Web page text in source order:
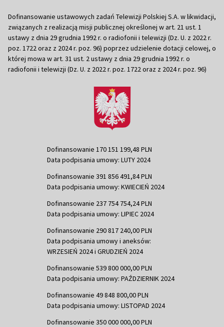
Dofinansowanie ustawowych zadań Telewizji Polskiej S.A. w likwidacji,
związanych z realizacją misji publicznej określonej w art. 21 ust. 1
ustawy z dnia 29 grudnia 1992 r. o radiofonii i telewizji (Dz. U. z 2022 r.
poz. 1722 oraz z 2024 r. poz. 96) poprzez udzielenie dotacji celowej, o
której mowa w art. 31 ust. 2 ustawy z dnia 29 grudnia 1992 r. o
radiofonii i telewizji (Dz. U. z 2022 r. poz. 1722 oraz z 2024 r. poz. 96)
Dofinansowanie 170 151 199,48 PLN
Data podpisania umowy: LUTY 2024
Dofinansowanie 391 856 491,84 PLN
Data podpisania umowy: KWIECIEŃ 2024
Dofinansowanie 237 754 754,24 PLN
Data podpisania umowy: LIPIEC 2024
Dofinansowanie 290 817 240,00 PLN
Data podpisania umowy i aneksów:
WRZESIEŃ 2024 i GRUDZIEŃ 2024
Dofinansowanie 539 800 000,00 PLN
Data podpisania umowy: PAŹDZIERNIK 2024
Dofinansowanie 49 848 800,00 PLN
Data podpisania umowy: LISTOPAD 2024
Dofinansowanie 350 000 000,00 PLN